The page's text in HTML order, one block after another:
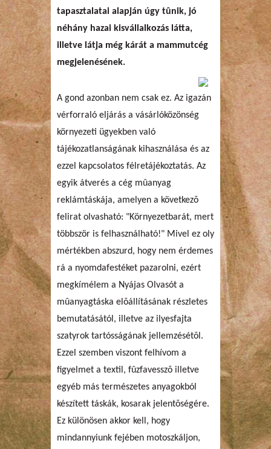
tapasztalatai alapján úgy tûnik, jó
néhány hazai kisvállalkozás látta,
illetve látja még kárát a mammutcég
megjelenésének.
A gond azonban nem csak ez. Az igazán
vérforraló eljárás a vásárlóközönség
környezeti ügyekben való
tájékozatlanságának kihasználása és az
ezzel kapcsolatos félretájékoztatás. Az
egyik átverés a cég mûanyag
reklámtáskája, amelyen a következõ
felirat olvasható: "Környezetbarát, mert
többször is felhasználható!" Mivel ez oly
mértékben abszurd, hogy nem érdemes
rá a nyomdafestéket pazarolni, ezért
megkímélem a Nyájas Olvasót a
mûanyagtáska elõállításának részletes
bemutatásától, illetve az ilyesfajta
szatyrok tartósságának jellemzésétõl.
Ezzel szemben viszont felhívom a
figyelmet a textil, fûzfavesszõ illetve
egyéb más természetes anyagokból
készített táskák, kosarak jelentõségére.
Ez különösen akkor kell, hogy
mindannyiunk fejében motoszkáljon,